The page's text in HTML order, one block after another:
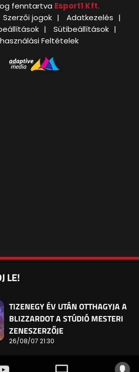
fenntartva Esport1 Kft.
Szerzői jogok
Adatkezelés
Sütibeállítások
Feltételek
LE!
TIZENEGY ÉV UTÁN OTTHAGYJA A
BLIZZARDOT A STÚDIÓ MESTERI
ZENESZERZŐJE
26/08/07 21:30